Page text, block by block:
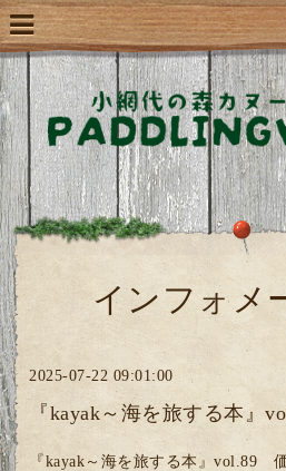
インフォメ
2025-07-22 09:01:00
『kayak～海を旅する本』
『kayak～海を旅する本』vol.89